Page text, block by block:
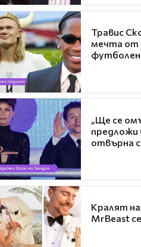
Травис
мечта от
футболен
„Ще се
предложи
отвърна
Кралят
MrBeast